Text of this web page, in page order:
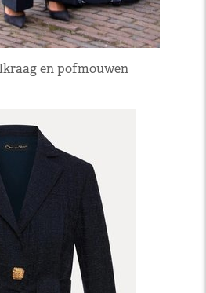
en pofmouwen